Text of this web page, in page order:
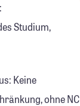
Studium,
Keine
ohne NC